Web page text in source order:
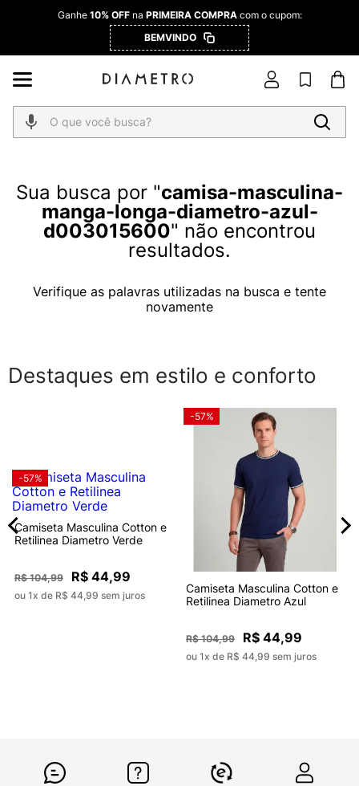
Ganhe 10% OFFna PRIMEIRA COMPRAcom o cupom:
BEMVINDO
O que você busca?
camisa-masculina-
manga-longa-diametro-azul-
d003015600
Destaques em estilo e conforto
-57%
Camiseta Masculina Cotton e
Retilinea Diametro Verde
R$ 104,99 R$ 44,99
ou 1x de R$ 44,99 sem juros
-57%
Camiseta Masculina Cotton e
Retilinea Diametro Azul
R$ 104,99 R$ 44,99
ou 1x de R$ 44,99 sem juros